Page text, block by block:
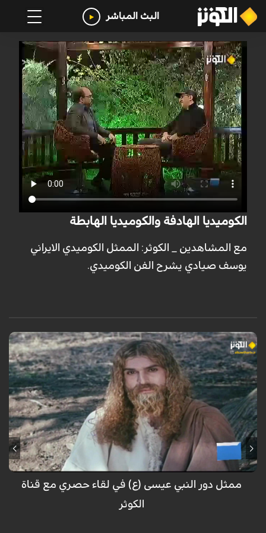
البث المباشر
الكوميديا الهادفة والكوميديا الهابطة
مع المشاهدين _ الكوثر: الممثل الكوميدي الايراني
يوسف صيادي يشرح الفن الكوميدي.
حوار خاص مع الممثل في دور المسيح في مسلسل السيد المسيح أحمد
سليماني نيا
ممثل دور النبي عيسى (ع) في لقاء حصري مع قناة
الكوثر